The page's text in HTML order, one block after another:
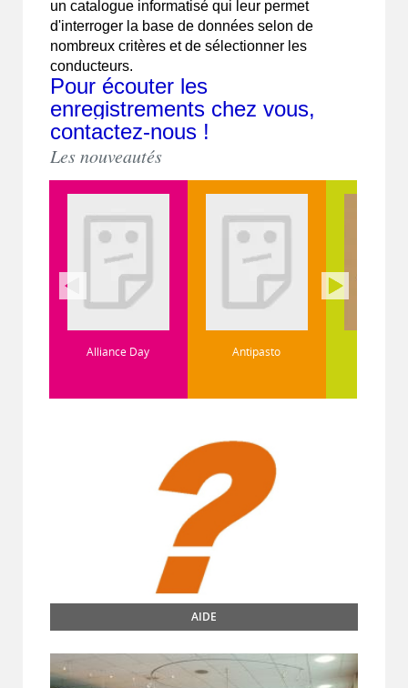
un catalogue informatisé qui leur permet
d'interroger la base de données selon de
nombreux critères et de sélectionner les
conducteurs.
Pour écouter les
enregistrements chez vous,
contactez-nous !
Les nouveautés
AIDE